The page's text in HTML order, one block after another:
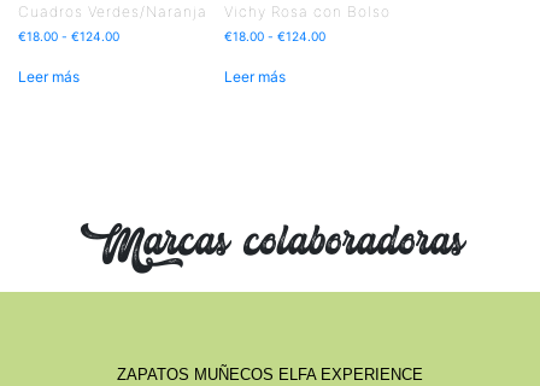
Cuadros Verdes/Naranja
€18.00 - €124.00
Leer más
Vichy Rosa con Bolso
€18.00 - €124.00
Leer más
Marcas colaboradoras
ZAPATOS MUÑECOS ELFA EXPERIENCE